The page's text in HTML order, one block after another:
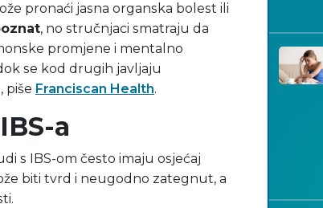
pronaći jasna organska bolest ili
, no stručnjaci smatraju da
promjene i mentalno
se kod drugih javljaju
piše Franciscan Health.
a
s IBS-om često imaju osjećaj
biti tvrd i neugodno zategnut, a